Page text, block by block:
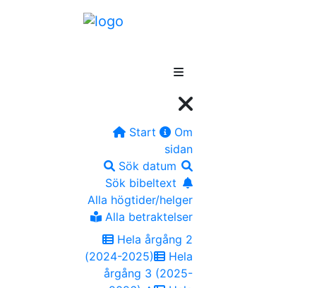
Start
Om
sidan
Sök datum
Sök bibeltext
Alla högtider/helger
Alla betraktelser
Hela årgång 2
(2024-2025)
Hela
årgång 3 (2025-